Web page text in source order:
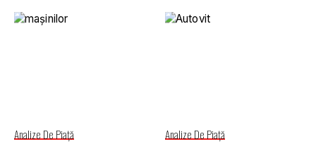
Analize De Piață Analize De Piață